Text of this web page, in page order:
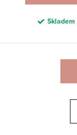
Skladem